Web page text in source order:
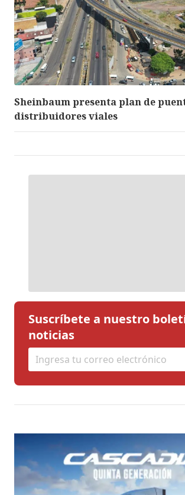
Sheinbaum presenta plan de
distribuidores viales
Suscríbete a nuestro
noticias